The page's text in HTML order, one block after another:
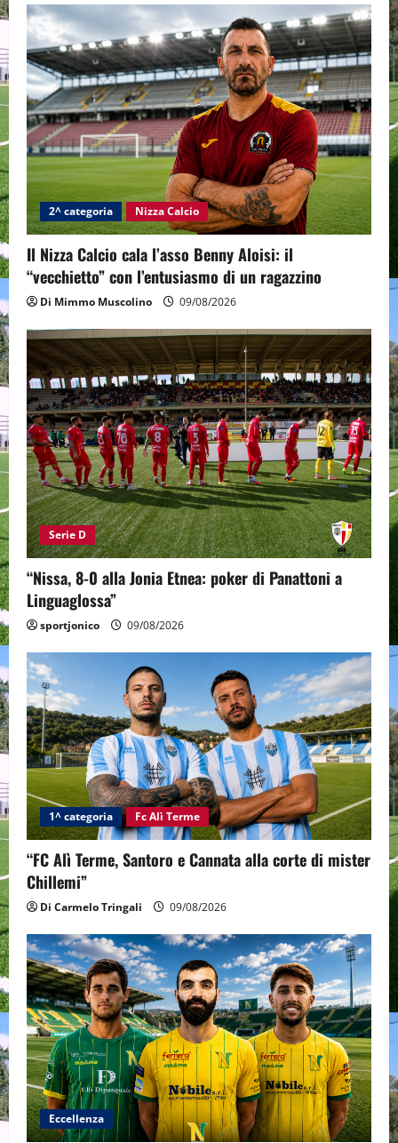
2^ categoria Nizza Calcio
Il Nizza Calcio cala l’asso Benny Aloisi: il
“vecchietto” con l’entusiasmo di un ragazzino
Di Mimmo Muscolino 09/08/2026
Serie D
“Nissa, 8-0 alla Jonia Etnea: poker di Panattoni a
Linguaglossa”
sportjonico 09/08/2026
1^ categoria Fc Alì Terme
“FC Alì Terme, Santoro e Cannata alla corte di mister
Chillemi”
Di Carmelo Tringali 09/08/2026
Eccellenza